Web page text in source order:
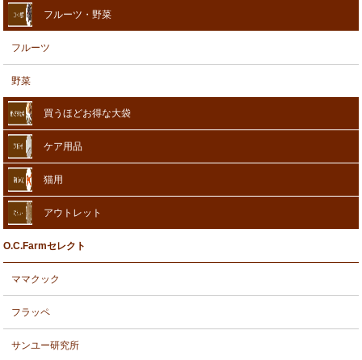
フルーツ・野菜
フルーツ
野菜
買うほどお得な大袋
ケア用品
猫用
アウトレット
O.C.Farmセレクト
ママクック
フラッペ
サンユー研究所